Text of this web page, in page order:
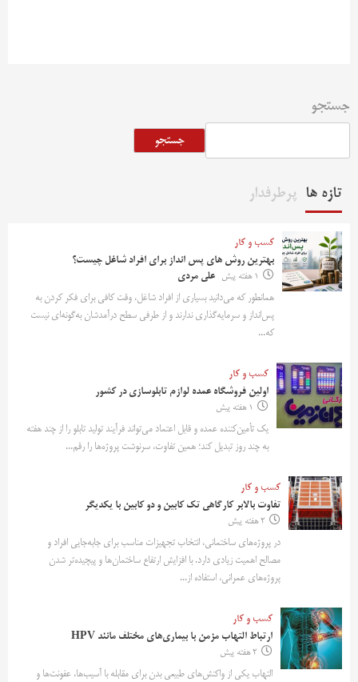
جستجو
جستجو
تازه ها پرطرفدار
کسب و کار
بهترین روش‌ های پس‌ انداز برای افراد شاغل چیست؟
1 هفته پیش
علی مردی
همانطور که می‌دانید بسیاری از افراد شاغل، وقت کافی برای فکر کردن به
پس‌انداز و سرمایه‌گذاری ندارند و از طرفی سطح درآمدشان به‌گونه‌ای نیست
که...
کسب و کار
اولین فروشگاه عمده لوازم تابلوسازی در کشور
1 هفته پیش
یک تأمین‌کننده عمده و قابل اعتماد می‌تواند فرآیند تولید تابلو را از چند هفته
به چند روز تبدیل کند؛ همین تفاوت، سرنوشت پروژه‌ها را رقم...
کسب و کار
تفاوت بالابر کارگاهی تک کابین و دو کابین با یکدیگر
2 هفته پیش
در پروژه‌های ساختمانی، انتخاب تجهیزات مناسب برای جابه‌جایی افراد و
مصالح اهمیت زیادی دارد. با افزایش ارتفاع ساختمان‌ها و پیچیده‌تر شدن
پروژه‌های عمرانی، استفاده از...
کسب و کار
ارتباط التهاب مزمن با بیماری‌های مختلف مانند HPV
2 هفته پیش
التهاب یکی از واکنش‌های طبیعی بدن برای مقابله با آسیب‌ها، عفونت‌ها و